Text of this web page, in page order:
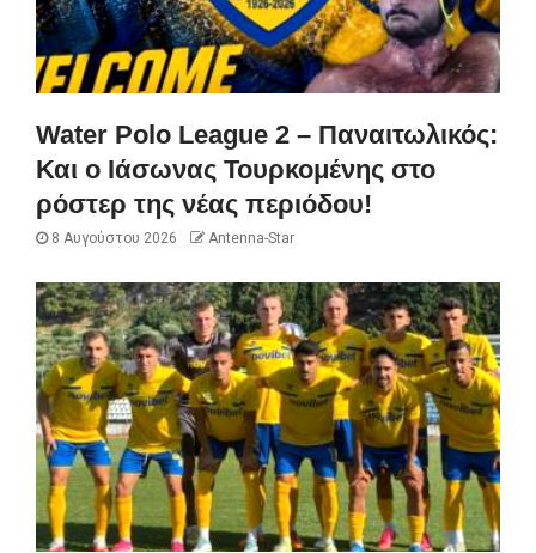
Water Polo League 2 – Παναιτωλικός:
Και ο Ιάσωνας Τουρκομένης στο
ρόστερ της νέας περιόδου!
8 Αυγούστου 2026 Antenna-Star